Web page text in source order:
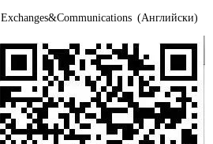
Exchanges&Communications (Английски)